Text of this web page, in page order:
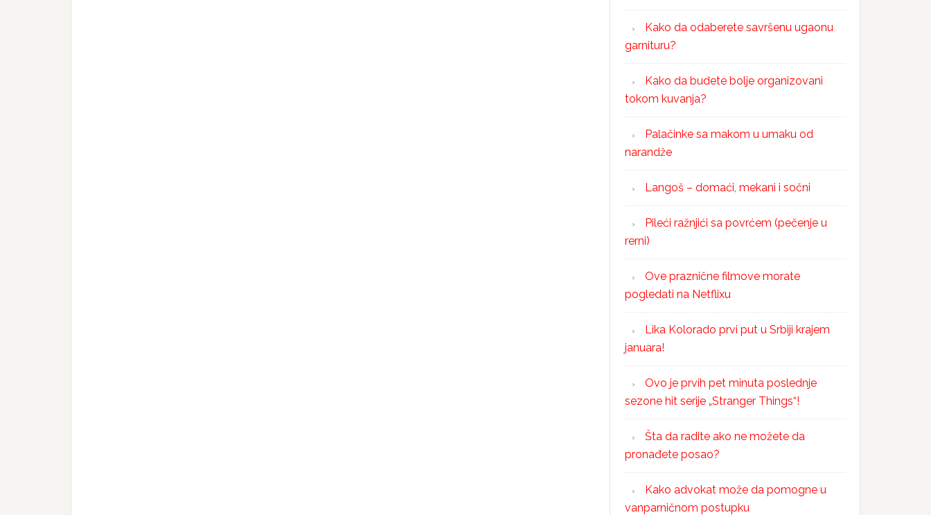
Kako da odaberete savršenu ugaonu
garnituru?
Kako da budete bolje organizovani
tokom kuvanja?
Palačinke sa makom u umaku od
narandže
Langoš – domaći, mekani i sočni
Pileći ražnjići sa povrćem (pečenje u
rerni)
Ove praznične filmove morate
pogledati na Netflixu
Lika Kolorado prvi put u Srbiji krajem
januara!
Ovo je prvih pet minuta poslednje
sezone hit serije „Stranger Things“!
Šta da radite ako ne možete da
pronađete posao?
Kako advokat može da pomogne u
vanparničnom postupku